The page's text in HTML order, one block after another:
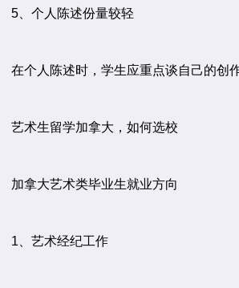
5、个人陈述份量较轻
在个人陈述时，学生应重点谈自己的创
艺术生留学加拿大，如何选校
加拿大艺术类毕业生就业方向
1、艺术经纪工作